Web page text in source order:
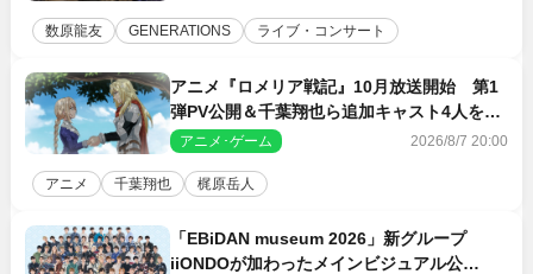
数原龍友 GENERATIONS ライブ・コンサート
アニメ『ロメリア戦記』10月放送開始 第1
弾PV公開＆千葉翔也ら追加キャスト4人を発
表アニメ･ゲーム 2026/8/7 20:00
アニメ 千葉翔也 梶原岳人
「EBiDAN museum 2026」新グループ
iiONDOが加わったメインビジュアル公